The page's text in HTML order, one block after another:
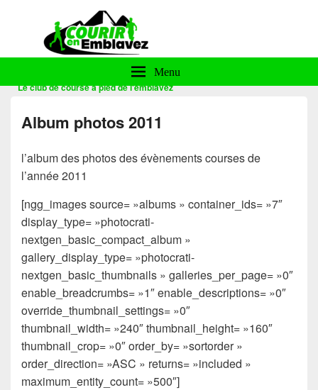
Courir en Emblavez
Le club de course à pied de l'emblavez
Menu
Album photos 2011
l’album des photos des évènements courses de
l’année 2011
[ngg_images source= »albums » container_ids= »7″
display_type= »photocrati-
nextgen_basic_compact_album »
gallery_display_type= »photocrati-
nextgen_basic_thumbnails » galleries_per_page= »0″
enable_breadcrumbs= »1″ enable_descriptions= »0″
override_thumbnail_settings= »0″
thumbnail_width= »240″ thumbnail_height= »160″
thumbnail_crop= »0″ order_by= »sortorder »
order_direction= »ASC » returns= »included »
maximum_entity_count= »500″]